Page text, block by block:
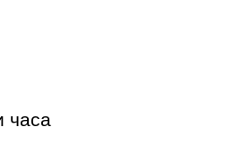
часа